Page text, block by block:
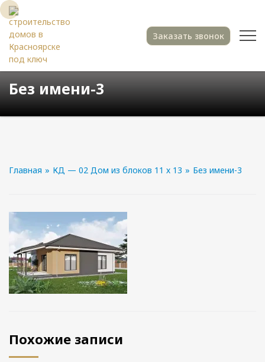
Заказать звонок
Без имени-3
Главная » КД — 02 Дом из блоков 11 х 13 » Без имени-3
Похожие записи